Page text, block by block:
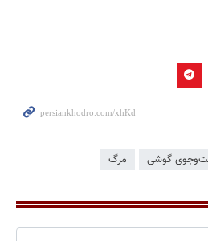
گوشی مرگ